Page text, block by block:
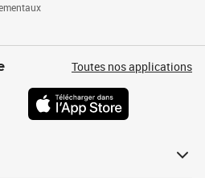
Toutes nos applications